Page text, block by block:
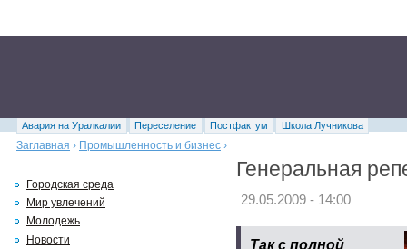
Авария на Уралкалии Переселение Постфактум
Школа Лучникова
Заглавная › Промышленность и бизнес ›
Генеральная
29.05.2009 - 14:00
Так с полной
Городская среда
Мир увлечений
Молодежь
Новости